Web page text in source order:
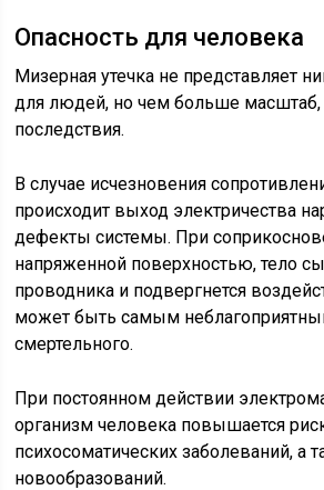
Опасность для человека
Мизерная утечка не представляет
для людей, но чем больше масштаб,
последствия.
В случае исчезновения
происходит выход электричества
дефекты системы. При
напряженной поверхностью, тело
проводника и подвергнется
может быть самым
смертельного.
При постоянном действии
организм человека повышается
психосоматических заболеваний, а
новообразований.